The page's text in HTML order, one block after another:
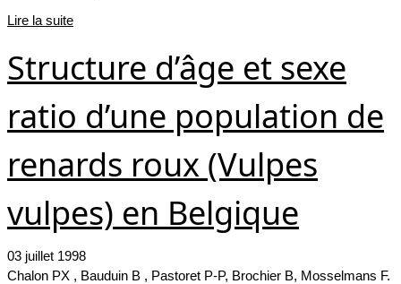
Lire la suite
Structure d’âge et sexe
ratio d’une population de
renards roux (Vulpes
vulpes) en Belgique
03 juillet 1998
Chalon PX , Bauduin B , Pastoret P-P, Brochier B, Mosselmans F.